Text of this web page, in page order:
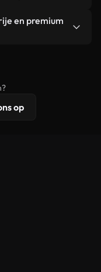
beeldmateriaal.
bijsnijden of
eindproduct
en premium
op